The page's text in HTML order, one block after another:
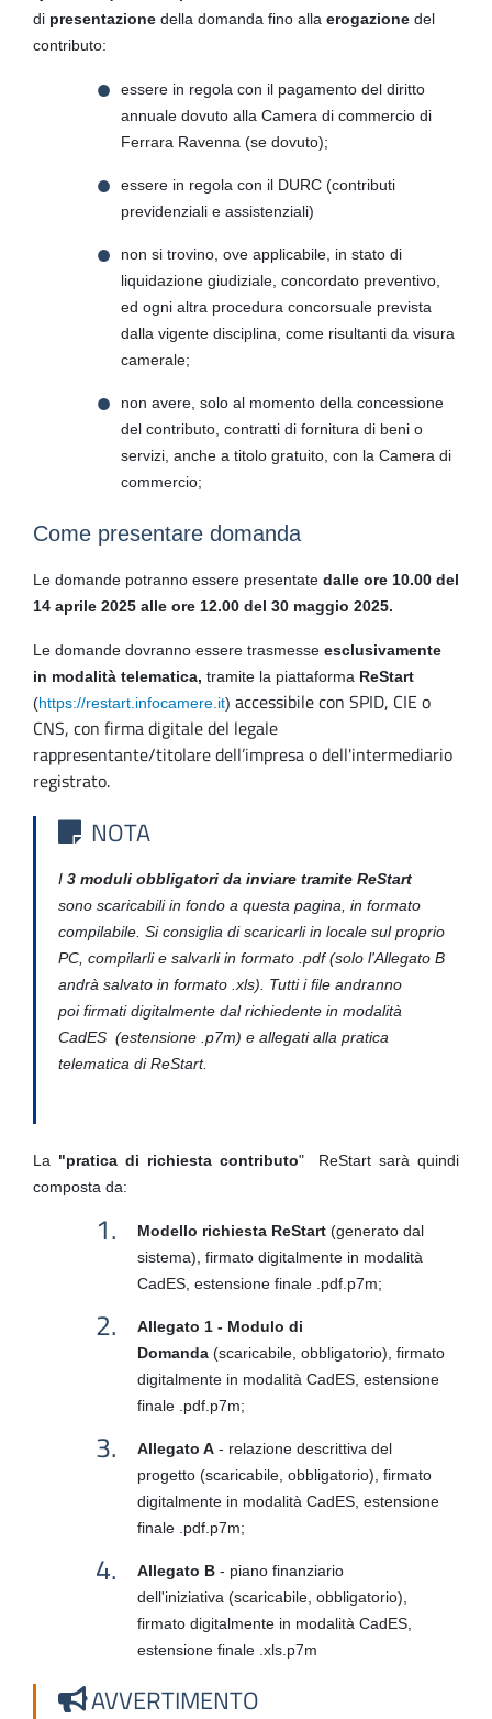
di presentazione della domanda fino alla erogazione del
contributo:
essere in regola con il pagamento del diritto
annuale dovuto alla Camera di commercio di
Ferrara Ravenna (se dovuto);
essere in regola con il DURC (contributi
previdenziali e assistenziali)
non si trovino, ove applicabile, in stato di
liquidazione giudiziale, concordato preventivo,
ed ogni altra procedura concorsuale prevista
dalla vigente disciplina, come risultanti da visura
camerale;
non avere, solo al momento della concessione
del contributo, contratti di fornitura di beni o
servizi, anche a titolo gratuito, con la Camera di
commercio;
Come presentare domanda
Le domande potranno essere presentate dalle ore 10.00 del
14 aprile 2025 alle ore 12.00 del 30 maggio 2025.
Le domande dovranno essere trasmesse esclusivamente
in modalità telematica, tramite la piattaforma ReStart
(https://restart.infocamere.it) accessibile con SPID, CIE o
CNS, con firma digitale del legale
rappresentante/titolare dell’impresa o dell'intermediario
registrato.
NOTA
I 3 moduli obbligatori da inviare tramite ReStart
sono scaricabili in fondo a questa pagina, in formato
compilabile. Si consiglia di scaricarli in locale sul proprio
PC, compilarli e salvarli in formato .pdf (solo l'Allegato B
andrà salvato in formato .xls). Tutti i file andranno
poi firmati digitalmente dal richiedente in modalità
CadES (estensione .p7m) e allegati alla pratica
telematica di ReStart.
La "pratica di richiesta contributo" ReStart sarà quindi
composta da:
Modello richiesta ReStart (generato dal
sistema), firmato digitalmente in modalità
CadES, estensione finale .pdf.p7m;
Allegato 1 - Modulo di
Domanda (scaricabile, obbligatorio), firmato
digitalmente in modalità CadES, estensione
finale .pdf.p7m;
Allegato A - relazione descrittiva del
progetto (scaricabile, obbligatorio), firmato
digitalmente in modalità CadES, estensione
finale .pdf.p7m;
Allegato B - piano finanziario
dell'iniziativa (scaricabile, obbligatorio),
firmato digitalmente in modalità CadES,
estensione finale .xls.p7m
AVVERTIMENTO